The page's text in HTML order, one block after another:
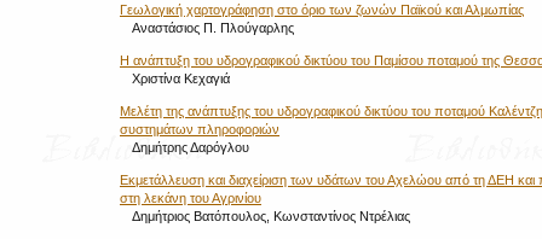
Γεωλογική χαρτογράφηση στο όριο των ζωνών Παϊκού και Αλμωπίας
Αναστάσιος Π. Πλούγαρλης
Η ανάπτυξη του υδρογραφικού δικτύου του Παμίσου ποταμού της
Χριστίνα Κεχαγιά
Μελέτη της ανάπτυξης του υδρογραφικού δικτύου του ποταμού
συστημάτων πληροφοριών
Δημήτρης Δαρόγλου
Εκμετάλλευση και διαχείριση των υδάτων του Αχελώου από τη ΔΕΗ και
στη λεκάνη του Αγρινίου
Δημήτριος Βατόπουλος, Κωνσταντίνος Ντρέλιας